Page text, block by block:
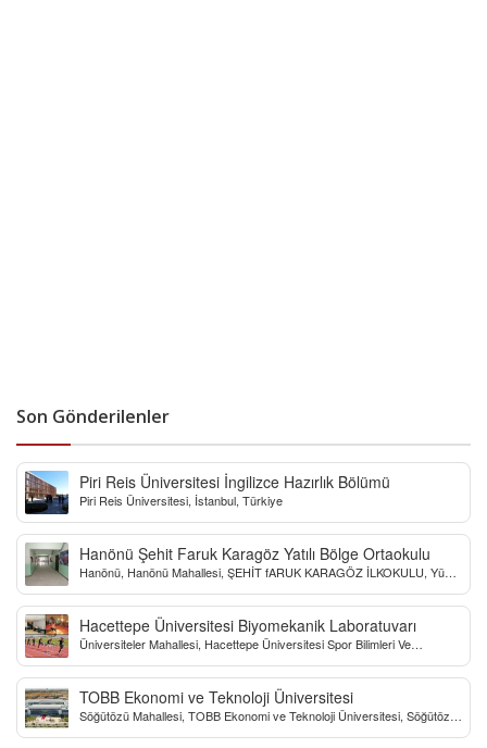
Son Gönderilenler
Piri Reis Üniversitesi İngilizce Hazırlık Bölümü
Piri Reis Üniversitesi, İstanbul, Türkiye
Hanönü Şehit Faruk Karagöz Yatılı Bölge Ortaokulu
Hanönü, Hanönü Mahallesi, ŞEHİT fARUK KARAGÖZ İLKOKULU, Yücel
Hacettepe Üniversitesi Biyomekanik Laboratuvarı
Üniversiteler Mahallesi, Hacettepe Üniversitesi Spor Bilimleri Ve
TOBB Ekonomi ve Teknoloji Üniversitesi
Söğütözü Mahallesi, TOBB Ekonomi ve Teknoloji Üniversitesi, Söğütözü